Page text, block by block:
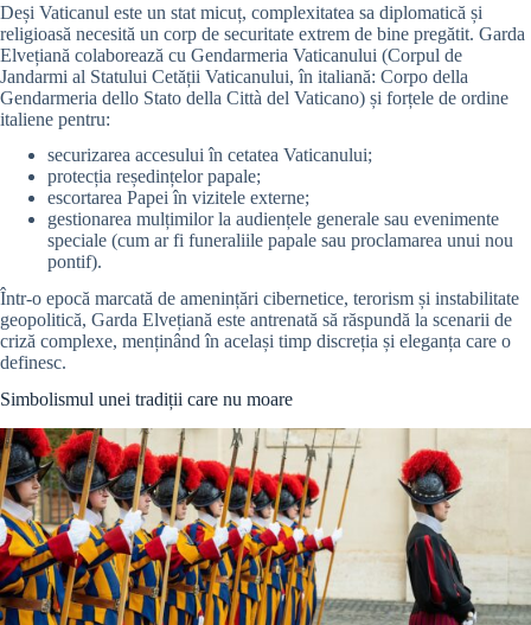
Deși Vaticanul este un stat micuț, complexitatea sa diplomatică și
religioasă necesită un corp de securitate extrem de bine pregătit. Garda
Elvețiană colaborează cu Gendarmeria Vaticanului (Corpul de
Jandarmi al Statului Cetății Vaticanului, în italiană: Corpo della
Gendarmeria dello Stato della Città del Vaticano) și forțele de ordine
italiene pentru:
securizarea accesului în cetatea Vaticanului;
protecția reședințelor papale;
escortarea Papei în vizitele externe;
gestionarea mulțimilor la audiențele generale sau evenimente
speciale (cum ar fi funeraliile papale sau proclamarea unui nou
pontif).
Într-o epocă marcată de amenințări cibernetice, terorism și instabilitate
geopolitică, Garda Elvețiană este antrenată să răspundă la scenarii de
criză complexe, menținând în același timp discreția și eleganța care o
definesc.
Simbolismul unei tradiții care nu moare